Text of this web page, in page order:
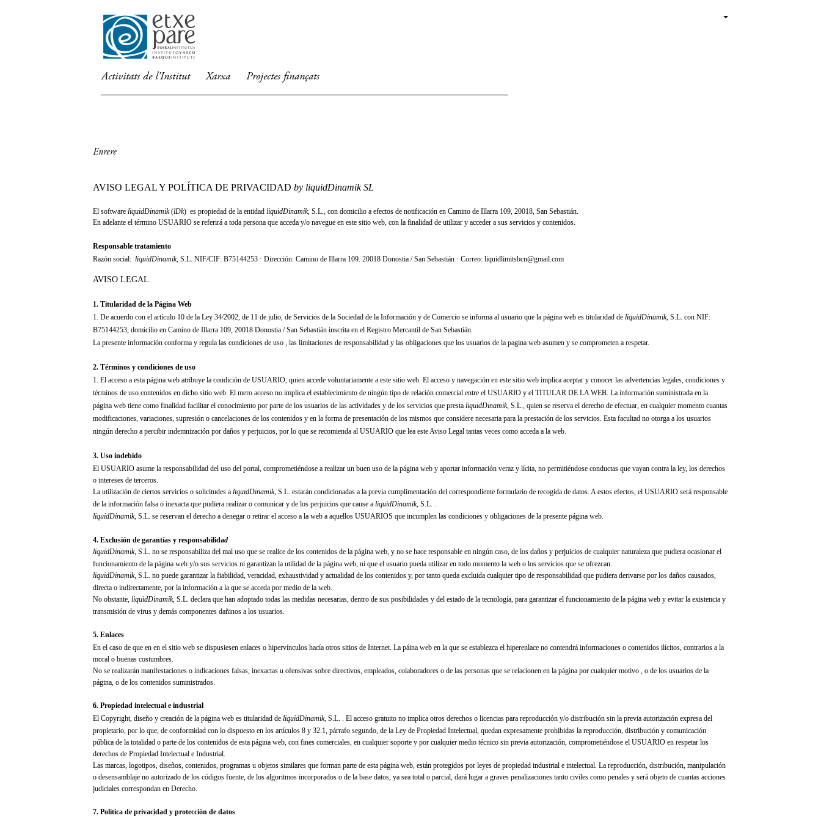
Activitats de l'Institut Xarxa Projectes finançats
Enrere
AVISO LEGAL Y POLÍTICA DE PRIVACIDAD by liquidDinamik SL
El software liquidDinamik(lDk) es propiedad de la entidad liquidDinamik, S.L., con domicilio a efectos de notificación en Camino de Illarra 109, 20018, San Sebastián.
En adelante el término USUARIO se referirá a toda persona que acceda y/o navegue en este sitio web, con la finalidad de utilizar y acceder a sus servicios y contenidos.
Responsable tratamiento
Razón social: liquidDinamik, S.L. NIF/CIF: B75144253 · Dirección: Camino de Illarra 109. 20018 Donostia / San Sebastián · Correo: liquidlimitsbcn@gmail.com
AVISO LEGAL
1. Titularidad de la Página Web
1. De acuerdo con el artículo 10 de la Ley 34/2002, de 11 de julio, de Servicios de la Sociedad de la Información y de Comercio se informa al usuario que la página web es titularidad de liquidDinamik, S.L. con NIF:
B75144253, domicilio en Camino de Illarra 109, 20018 Donostia / San Sebastián inscrita en el Registro Mercantil de San Sebastián.
La presente información conforma y regula las condiciones de uso , las limitaciones de responsabilidad y las obligaciones que los usuarios de la pagina web asumen y se comprometen a respetar.
2. Términos y condiciones de uso
1. El acceso a esta página web atribuye la condición de USUARIO, quien accede voluntariamente a este sitio web. El acceso y navegación en este sitio web implica aceptar y conocer las advertencias legales, condiciones y
términos de uso contenidos en dicho sitio web. El mero acceso no implica el establecimiento de ningún tipo de relación comercial entre el USUARIO y el TITULAR DE LA WEB. La información suministrada en la
página web tiene como finalidad facilitar el conocimiento por parte de los usuarios de las actividades y de los servicios que presta liquidDinamik, S.L., quien se reserva el derecho de efectuar, en cualquier momento cuantas
modificaciones, variaciones, supresión o cancelaciones de los contenidos y en la forma de presentación de los mismos que considere necesaria para la prestación de los servicios. Esta facultad no otorga a los usuarios
ningún derecho a percibir indemnización por daños y perjuicios, por lo que se recomienda al USUARIO que lea este Aviso Legal tantas veces como acceda a la web.
3. Uso indebido
El USUARIO asume la responsabilidad del uso del portal, comprometiéndose a realizar un buen uso de la página web y aportar información veraz y lícita, no permitiéndose conductas que vayan contra la ley, los derechos
o intereses de terceros.
La utilización de ciertos servicios o solicitudes a liquidDinamik, S.L. estarán condicionadas a la previa cumplimentación del correspondiente formulario de recogida de datos. A estos efectos, el USUARIO será responsable
de la información falsa o inexacta que pudiera realizar o comunicar y de los perjuicios que cause a liquidDinamik, S.L. .
liquidDinamik, S.L. se reservan el derecho a denegar o retirar el acceso a la web a aquellos USUARIOS que incumplen las condiciones y obligaciones de la presente página web.
4. Exclusión de garantías y responsabilidad
liquidDinamik, S.L. no se responsabiliza del mal uso que se realice de los contenidos de la página web, y no se hace responsable en ningún caso, de los daños y perjuicios de cualquier naturaleza que pudiera ocasionar el
funcionamiento de la página web y/o sus servicios ni garantizan la utilidad de la página web, ni que el usuario pueda utilizar en todo momento la web o los servicios que se ofrezcan.
liquidDinamik, S.L. no puede garantizar la fiabilidad, veracidad, exhaustividad y actualidad de los contenidos y, por tanto queda excluida cualquier tipo de responsabilidad que pudiera derivarse por los daños causados,
directa o indirectamente, por la información a la que se acceda por medio de la web.
No obstante, liquidDinamik, S.L. declara que han adoptado todas las medidas necesarias, dentro de sus posibilidades y del estado de la tecnología, para garantizar el funcionamiento de la página web y evitar la existencia y
transmisión de virus y demás componentes dañinos a los usuarios.
5. Enlaces
En el caso de que en en el sitio web se dispusiesen enlaces o hipervínculos hacía otros sitios de Internet. La páina web en la que se establezca el hiperenlace no contendrá informaciones o contenidos ilícitos, contrarios a la
moral o buenas costumbres.
No se realizarán manifestaciones o indicaciones falsas, inexactas u ofensivas sobre directivos, empleados, colaboradores o de las personas que se relacionen en la página por cualquier motivo , o de los usuarios de la
página, o de los contenidos suministrados.
6. Propiedad intelectual e industrial
El Copyright, diseño y creación de la página web es titularidad de liquidDinamik, S.L. . El acceso gratuito no implica otros derechos o licencias para reproducción y/o distribución sin la previa autorización expresa del
propietario, por lo que, de conformidad con lo dispuesto en los artículos 8 y 32.1, párrafo segundo, de la Ley de Propiedad Intelectual, quedan expresamente prohibidas la reproducción, distribución y comunicación
pública de la totalidad o parte de los contenidos de esta página web, con fines comerciales, en cualquier soporte y por cualquier medio técnico sin previa autorización, comprometiéndose el USUARIO en respetar los
derechos de Propiedad Intelectual e Industrial.
Las marcas, logotipos, diseños, contenidos, programas u objetos similares que forman parte de esta página web, están protegidos por leyes de propiedad industrial e intelectual. La reproducción, distribución, manipulación
o desensamblaje no autorizado de los códigos fuente, de los algoritmos incorporados o de la base datos, ya sea total o parcial, dará lugar a graves penalizaciones tanto civiles como penales y será objeto de cuantas acciones
judiciales correspondan en Derecho.
7. Política de privacidad y protección de datos